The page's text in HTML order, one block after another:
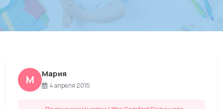
М Мария
4 апреля 2015